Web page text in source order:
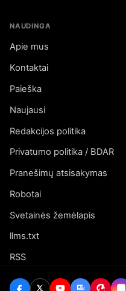
NAUDINGA
Apie mus
Kontaktai
Paieška
Naujausi
Redakcijos politika
Privatumo politika / BDAR
Pranešimų atsisakymas
Robotai
Svetainės žemėlapis
llms.txt
RSS